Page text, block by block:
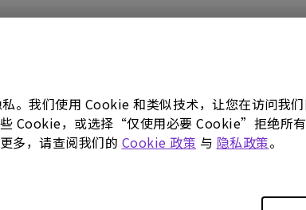
。我们使用 Cookie 和类似技术，让您在访问我
Cookie，或选择“仅使用必要 Cookie”拒绝所有
多，请查阅我们的 Cookie 政策 与 隐私政策。